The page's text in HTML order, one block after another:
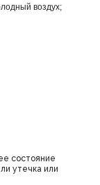
воздух;
состояние
утечка или